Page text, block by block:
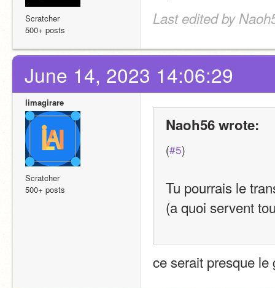
Scratcher
500+ posts
Last edited by
June 14, 2023 14:06:29
limagirare
Scratcher
500+ posts
Naoh56 wrote:
(#5)
Tu pourrais le
(a quoi servent
ce serait presque